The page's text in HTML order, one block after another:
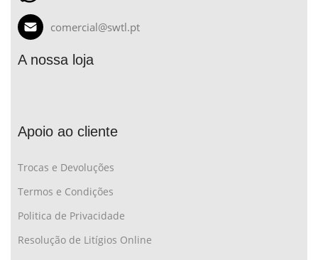
comercial@swtl.pt
A nossa loja
Apoio ao cliente
Trocas e Devoluções
Termos e Condições
Politica de Privacidade
Resolução de Litígios Online